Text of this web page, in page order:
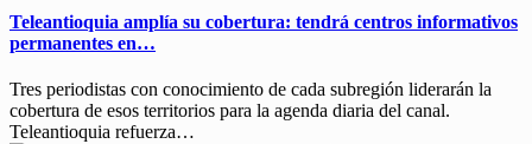
Teleantioquia amplía su cobertura: tendrá centros informativos
permanentes en…
Tres periodistas con conocimiento de cada subregión liderarán la
cobertura de esos territorios para la agenda diaria del canal.
Teleantioquia refuerza…